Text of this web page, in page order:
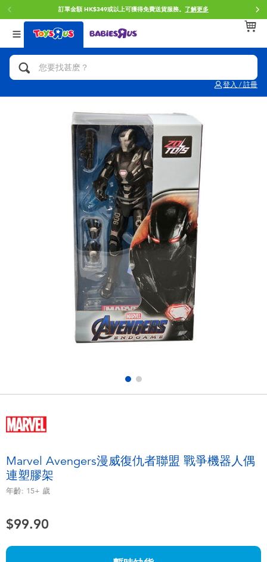
訂單金額 HK$349或以上可獲得免費送貨服務。 了解更多
登入 / 註冊
返回
分類目錄
人氣英雄,角色扮演,射擊玩具
拼砌組合及樂高LEGO
玩具車,貨車,火車及遙控系列
手工藝,文具,蠟筆,泥膠,畫板
娃娃, 芭比,收藏公仔
電子玩具
遊戲及拼圖系列
益智學習玩具
毛毛公仔玩具
嬰兒及學前玩具
返回
品牌
Brunch Brother 早午餐兄弟
Spider-Man蜘蛛俠
Mini Brands
Play-Doh培樂多
Pokemon寶可夢
playpop
LEGO樂高
LeapFrog跳跳蛙
返回
年齢
0~2歳
8~11歳
12~14歳
14歳以上
Marvel Avengers漫威復仇者聯盟 戰爭機器人偶
連塑膠架
年齡: 15+ 歲
$99.90